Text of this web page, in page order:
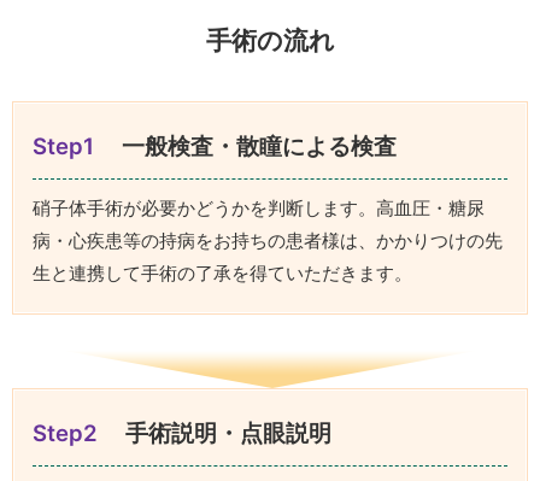
手術の流れ
Step1 一般検査・散瞳による検査
硝子体手術が必要かどうかを判断します。高血圧・糖尿
病・心疾患等の持病をお持ちの患者様は、かかりつけの先
生と連携して手術の了承を得ていただきます。
Step2 手術説明・点眼説明